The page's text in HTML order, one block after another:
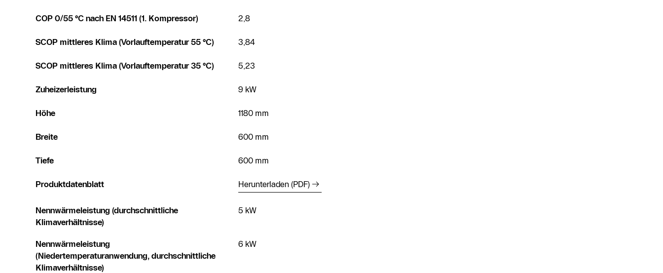
COP 0/55 °C nach EN 14511 (1. Kompressor) 2,8
SCOP mittleres Klima (Vorlauftemperatur 55 °C) 3,84
SCOP mittleres Klima (Vorlauftemperatur 35 °C) 5,23
Zuheizerleistung 9 kW
Höhe 1180 mm
Breite 600 mm
Tiefe 600 mm
Produktdatenblatt Herunterladen (PDF)
Nennwärmeleistung (durchschnittliche
Klimaverhältnisse)
5 kW
Nennwärmeleistung
(Niedertemperaturanwendung, durchschnittliche
Klimaverhältnisse)
6 kW